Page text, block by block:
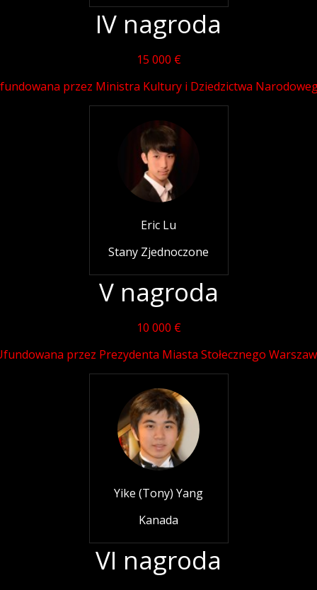
IV nagroda
15 000 €
przez Ministra Kultury i Dziedzictwa
Eric Lu
Stany Zjednoczone
V nagroda
10 000 €
przez Prezydenta Miasta Stołecznego
Yike (Tony) Yang
Kanada
VI nagroda